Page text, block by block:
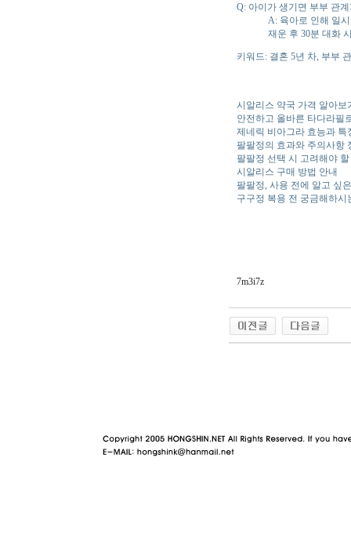
Q: 아이가 생기면 부부 관
A: 육아로 인해 일
재운 후 30분 대화
키워드: 결혼 5년 차, 부부
시알리스 약국 가격 알아보
안전하고 올바른 타다라필
제네릭 비아그라 효능과 특
팔팔정의 효과와 주의사항
팔팔정 선택 시 고려해야
시알리스 구매 방법 안내
팔팔정, 사용 전에 알고 싶
구구정 복용 전 궁금해하시
7m3i7z